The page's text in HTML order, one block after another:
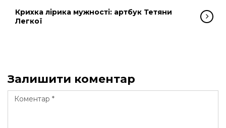
Крихка лірика мужності: артбук Тетяни
Легкої
Залишити коментар